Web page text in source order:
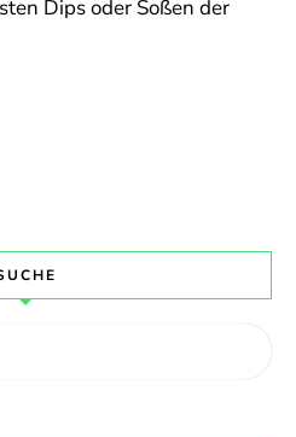
Dips oder Soßen der